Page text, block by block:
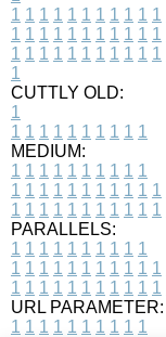
1 1 1 1 1 1 1 1 1 1 1
1 1 1 1 1 1 1 1 1 1 1
1 1 1 1 1 1 1 1 1 1 1
1
CUTTLY OLD:
1
1 1 1 1 1 1 1 1 1 1
MEDIUM:
1 1 1 1 1 1 1 1 1 1
1 1 1 1 1 1 1 1 1 1 1
1 1 1 1 1 1 1 1 1 1 1
PARALLELS:
1 1 1 1 1 1 1 1 1 1
1 1 1 1 1 1 1 1 1 1 1
1 1 1 1 1 1 1 1 1 1 1
URL PARAMETER:
1 1 1 1 1 1 1 1 1 1